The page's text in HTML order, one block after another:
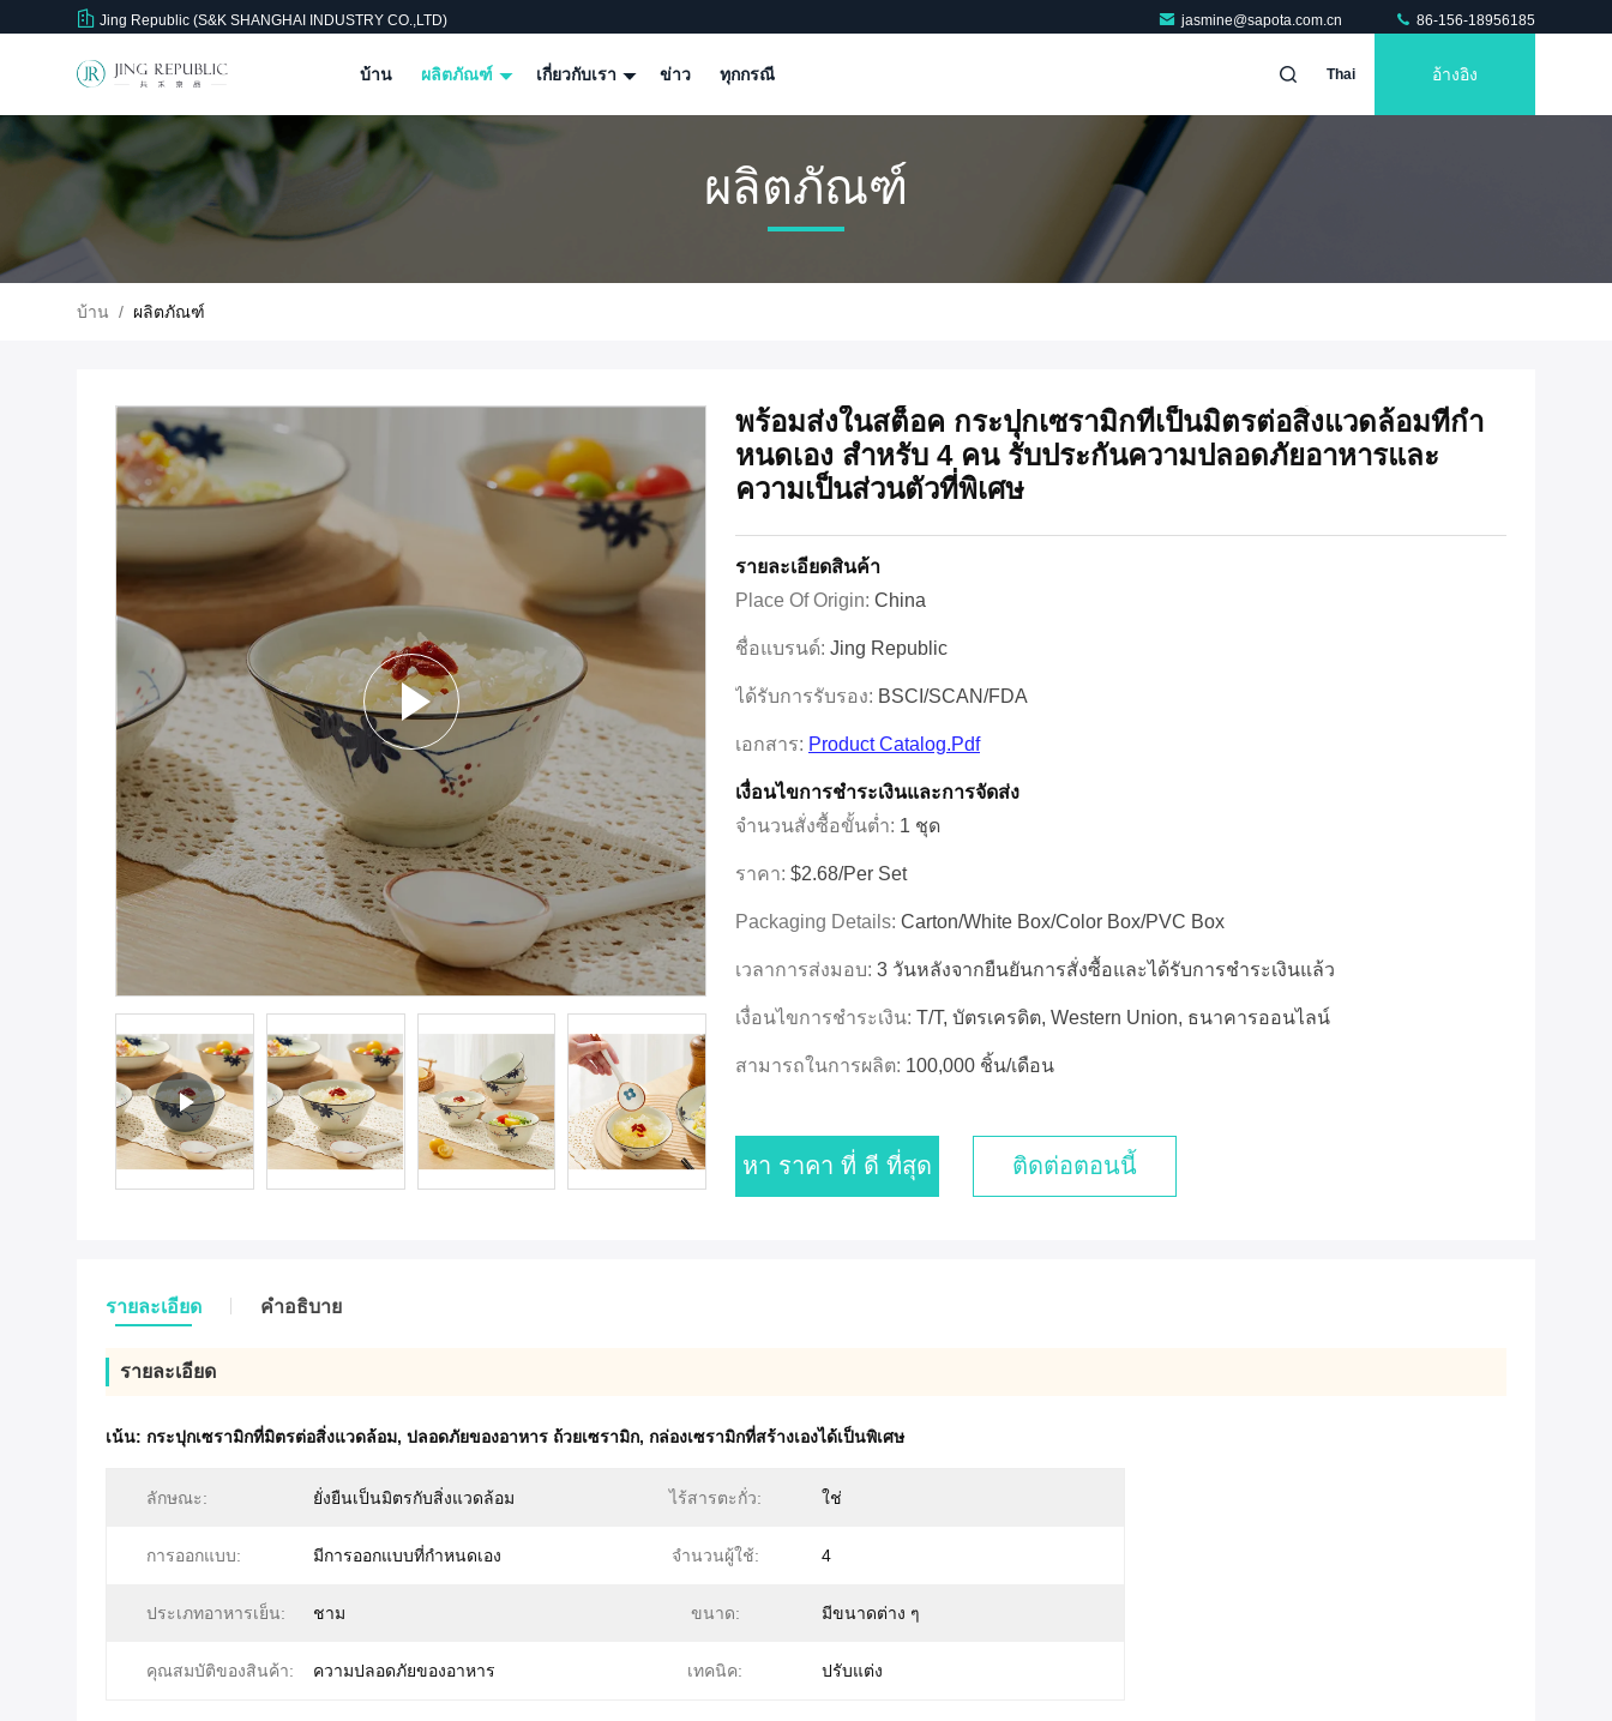
Jing Republic (S&K SHANGHAI INDUSTRY CO.,LTD) jasmine@sapota.com.cn 86-156-18956185
บ้าน ผลิตภัณฑ์ เกี่ยวกับเรา ข่าว ทุกกรณี Thai อ้างอิง
ผลิตภัณฑ์
บ้าน / ผลิตภัณฑ์
พร้อมส่งในสต็อค กระปุกเซรามิกที่เป็นมิตรต่อสิ่งแวดล้อมที่กํา
หนดเอง สําหรับ 4 คน รับประกันความปลอดภัยอาหารและ
ความเป็นส่วนตัวที่พิเศษ
รายละเอียดสินค้า
Place Of Origin: China
ชื่อแบรนด์: Jing Republic
ได้รับการรับรอง: BSCI/SCAN/FDA
เอกสาร: Product Catalog.pdf
เงื่อนไขการชําระเงินและการจัดส่ง
จำนวนสั่งซื้อขั้นต่ำ: 1 ชุด
ราคา: $2.68/per Set
Packaging Details: Carton/White Box/Color Box/PVC Box
เวลาการส่งมอบ: 3 วันหลังจากยืนยันการสั่งซื้อและได้รับการชำระเงินแล้ว
เงื่อนไขการชำระเงิน: T/T, บัตรเครดิต, Western Union, ธนาคารออนไลน์
สามารถในการผลิต: 100,000 ชิ้น/เดือน
หา ราคา ที่ ดี ที่สุด ติดต่อตอนนี้
รายละเอียด คําอธิบาย
รายละเอียด
เน้น: กระปุกเซรามิกที่มิตรต่อสิ่งแวดล้อม, ปลอดภัยของอาหาร ถ้วยเซรามิก, กล่องเซรามิกที่สร้างเองได้เป็นพิเศษ
ลักษณะ: ยั่งยืนเป็นมิตรกับสิ่งแวดล้อม ไร้สารตะกั่ว: ใช่
การออกแบบ: มีการออกแบบที่กำหนดเอง จำนวนผู้ใช้: 4
ประเภทอาหารเย็น: ชาม ขนาด: มีขนาดต่าง ๆ
คุณสมบัติของสินค้า: ความปลอดภัยของอาหาร เทคนิค: ปรับแต่ง